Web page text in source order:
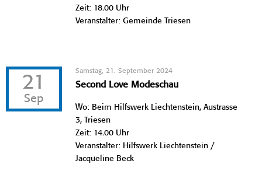
Zeit: 18.00 Uhr
Veranstalter: Gemeinde Triesen
21
Sep
Samstag, 21. September 2024
Second Love Modeschau
Wo: Beim Hilfswerk Liechtenstein, Austrasse
3, Triesen
Zeit: 14.00 Uhr
Veranstalter: Hilfswerk Liechtenstein /
Jacqueline Beck